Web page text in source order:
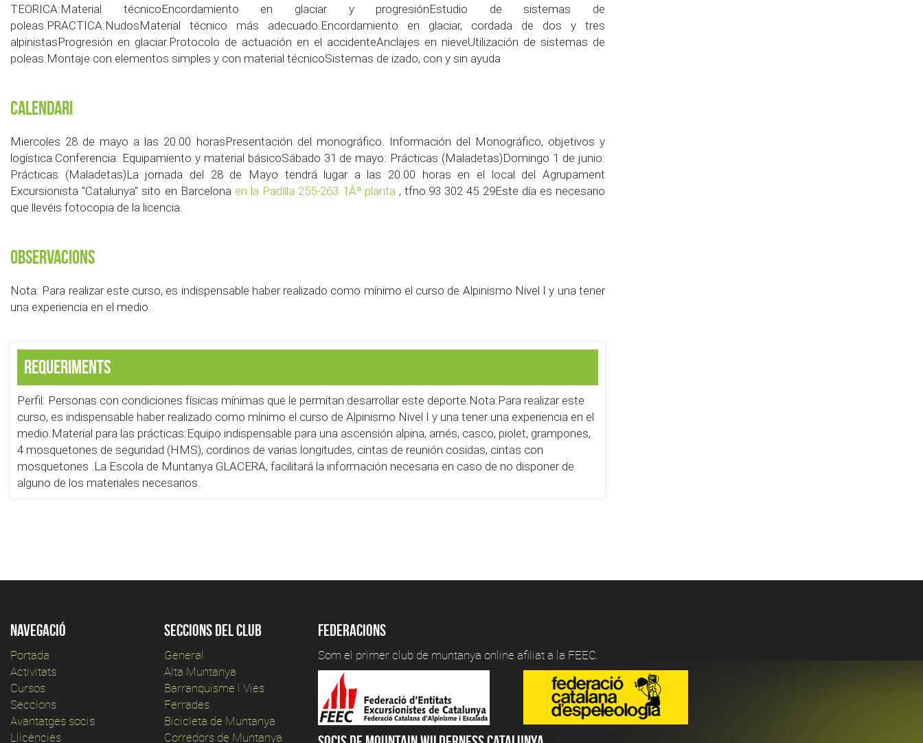
TEORICA:Material técnicoEncordamiento en glaciar y progresiónEstudio de sistemas de
poleas.PRACTICA:NudosMaterial técnico más adecuado.Encordamiento en glaciar, cordada de dos y tres
alpinistasProgresión en glaciar.Protocolo de actuación en el accidenteAnclajes en nieveUtilización de sistemas de
poleas.Montaje con elementos simples y con material técnicoSistemas de izado, con y sin ayuda
Calendari
Miercoles 28 de mayo a las 20.00 horasPresentación del monográfico. Información del Monográfico, objetivos y
logística.Conferencia: Equipamiento y material básicoSábado 31 de mayo: Prácticas (Maladetas)Domingo 1 de junio:
Prácticas (Maladetas)La jornada del 28 de Mayo tendrá lugar a las 20.00 horas en el local del Agrupament
Excursionista "Catalunya" sito en Barcelona en la Padilla 255-263 1Âª planta , tfno.93 302 45 29Este día es necesario
que llevéis fotocopia de la licencia.
Observacions
Nota: Para realizar este curso, es indispensable haber realizado como mínimo el curso de Alpinismo Nivel I y una tener
una experiencia en el medio.
Requeriments
Perfil: Personas con condiciones físicas mínimas que le permitan desarrollar este deporte.Nota:Para realizar este
curso, es indispensable haber realizado como mínimo el curso de Alpinismo Nivel I y una tener una experiencia en el
medio.Material para las prácticas:Equipo indispensable para una ascensión alpina, arnés, casco, piolet, grampones,
4 mosquetones de seguridad (HMS), cordinos de varias longitudes, cintas de reunión cosidas, cintas con
mosquetones .La Escola de Muntanya GLACERA, facilitará la información necesaria en caso de no disponer de
alguno de los materiales necesarios.
Navegació
Portada
Activitats
Cursos
Seccions
Avantatges socis
Llicències
Seccions del club
General
Alta Muntanya
Barranquisme i Vies
Ferrades
Bicicleta de Muntanya
Corredors de Muntanya
Federacions
Som el primer club de muntanya online afiliat a la FEEC.